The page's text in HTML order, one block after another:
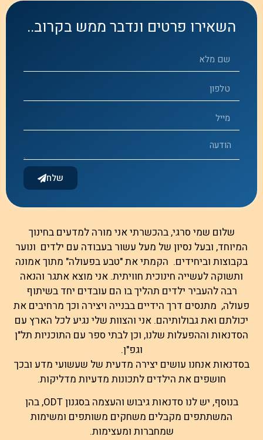
השאירו פרטים ונדבר ממש בקרוב..
שלח
שלום שמי סרגי, בהכשרתי אני מורה למדעים בחינוך
המיוחד, ובעל נסיון של מעל עשור בעבודה עם ילדים ונוער
בקבוצות וביחידים. הקמתי את "טבע בפעולה" מתוך אמונה
ותשוקה לעשייה חינוכית חוויתית. אני מוצא אתגר והנאה
רבה להעביר ילדים תהליך בו הם עובדים יחד בשיתוף
פעולה, מתנסים דרך הידיים בבנייה ויצירה וכך מרחיבים את
יכולתם ואת גבולותיהם. אני והצוות שלי נגיע לכל הארץ עם
הסדנאות וההפעלות שלנו, וכן לבתי ספר עם התוכניות תל"ן
וגפ"ן.
בסדנאות אנחנו עושים יצירה מדעית של שעשועי מדע ובכך
חושפים את הילדים לתכונות מדעיות מדליקות.
בנוסף, יש לנו סדנאות גיבוש והעצמה בסגנון ODT, בהן
המשתתפים מקבלים משחקים משותפים ומשימות
שמחברות ומעצימות.